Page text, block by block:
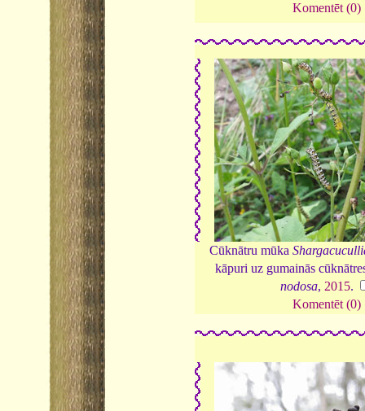
Komentēt (0)
Cūknātru mūka
kāpuri uz gumainās
nodosa, 2015.
Komentēt (0)